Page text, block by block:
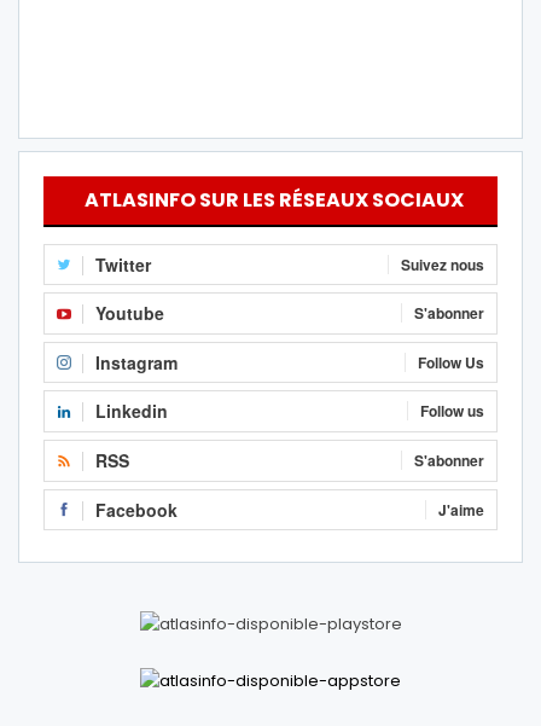
ATLASINFO SUR LES RÉSEAUX SOCIAUX
Twitter Suivez nous
Youtube S'abonner
Instagram Follow Us
Linkedin Follow us
RSS S'abonner
Facebook J'aime